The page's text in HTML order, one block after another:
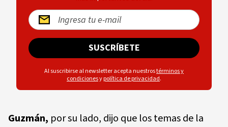
SUSCRÍBETE
Al suscribirse al newsletter acepta nuestrostérminos y
condicionesypolítica de privacidad.
Guzmán, por su lado, dijo que los temas de la